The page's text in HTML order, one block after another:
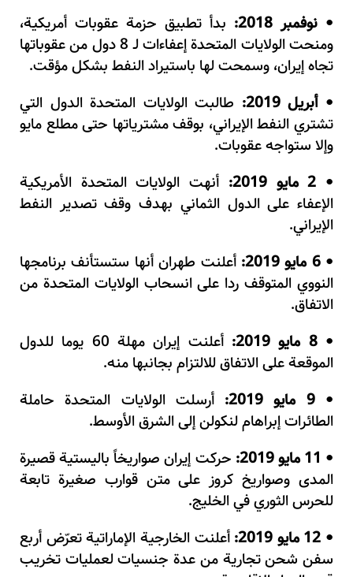
• نوفمبر 2018:
بدأ تطبيق حزمة عقوبات أمريكية،
ومنحت الولايات المتحدة إعفاءات لـ 8 دول من عقوباتها
تجاه إيران، وسمحت لها باستيراد النفط بشكل مؤقت.
•أبريل 2019:
طالبت الولايات المتحدة الدول التي
تشتري النفط الإيراني، بوقف مشترياتها حتى مطلع مايو
وإلا ستواجه عقوبات.
• 2 مايو 2019:
أنهت الولايات المتحدة الأمريكية
الإعفاء على الدول الثماني بهدف وقف تصدير النفط
الإيراني.
•6 مايو 2019:
أعلنت طهران أنها ستستأنف برنامجها
النووي المتوقف ردا على انسحاب الولايات المتحدة من
الاتفاق.
•8 مايو 2019:
أعلنت إيران مهلة 60 يوما للدول
الموقعة على الاتفاق للالتزام بجانبها منه.
•9 مايو 2019:
أرسلت الولايات المتحدة حاملة
الطائرات إبراهام لنكولن إلى الشرق الأوسط.
• 11 مايو 2019:
حركت إيران صواريخاً باليستية قصيرة
المدى وصواريخ كروز على متن قوارب صغيرة تابعة
للحرس الثوري في الخليج.
• 12 مايو 2019:
أعلنت الخارجية الإماراتية تعرّض أربع
سفن شحن تجارية من عدة جنسيات لعمليات تخريب